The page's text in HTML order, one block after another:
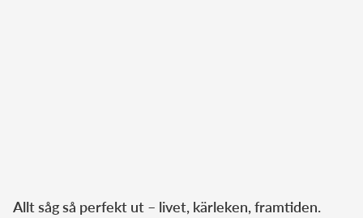
Allt såg så perfekt ut – livet, kärleken, framtiden.